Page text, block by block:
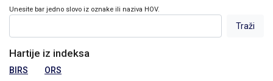
Unesite bar jedno slovo iz oznake ili naziva HOV.
Hartije iz indeksa
BIRS ORS